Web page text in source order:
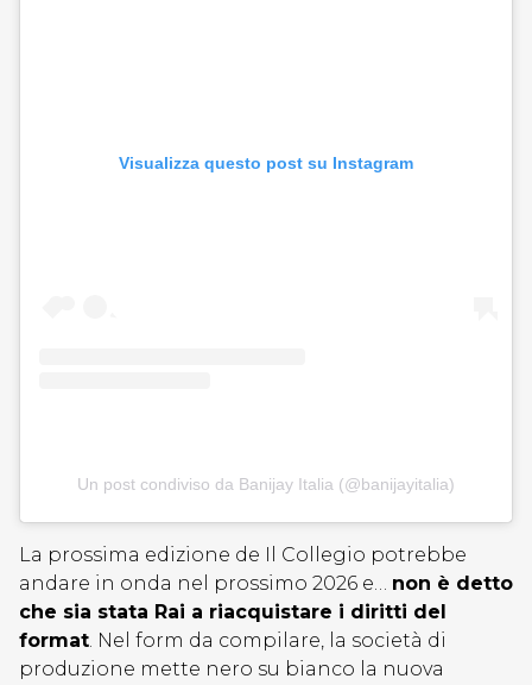
Visualizza questo post su Instagram
Un post condiviso da Banijay Italia (@banijayitalia)
La prossima edizione de Il Collegio potrebbe
andare in onda nel prossimo 2026 e… non è detto
che sia stata Rai a riacquistare i diritti del
format. Nel form da compilare, la società di
produzione mette nero su bianco la nuova